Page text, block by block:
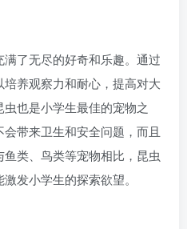
了无尽的好奇和乐趣。通过
养观察力和耐心，提高对大
也是小学生最佳的宠物之
带来卫生和安全问题，而且
类、鸟类等宠物相比，昆虫
发小学生的探索欲望。